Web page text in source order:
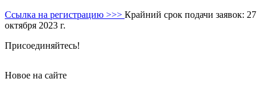
Ссылка на регистрацию >>> Крайний срок подачи заявок: 27
октября 2023 г.
Присоединяйтесь!
Новое на сайте